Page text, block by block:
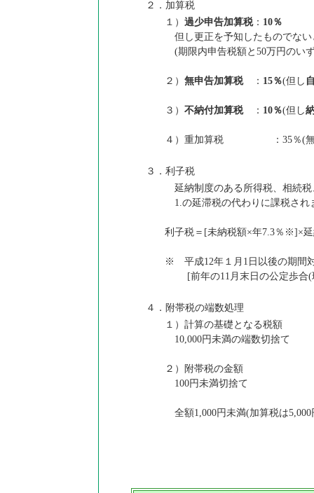
２．加算税
１） 過少申告加算税： 10％
但し更正を予知したものでない
(期限内申告税額と50万円のい
２） 無申告加算税： 15％(但し
３） 不納付加算税： 10％(但し
４）重加算税 ：35％(無申
３．利子税
延納制度のある所得税、相続税
1.の延滞税の代わりに課税され
利子税＝[未納税額×年7.3％※]×延
※ 平成12年１月1日以後の期間
[前年の11月末日の公定歩合(
４．附帯税の端数処理
１）計算の基礎となる税額
10,000円未満の端数切捨て
２）附帯税の金額
100円未満切捨て
全額1,000円未満(加算税は